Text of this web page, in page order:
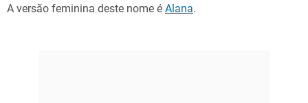
A versão feminina deste nome é Alana.